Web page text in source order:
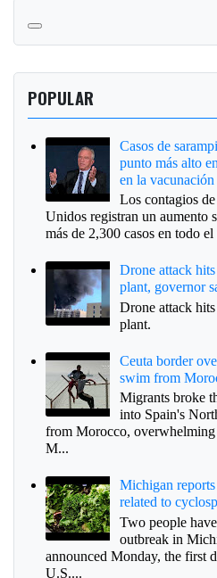
POPULAR
Casos de
punto más alto
en la vacunación
Los contagios
Unidos registran un aumento
más de 2,300 casos en todo
Drone attack
plant, governor
Drone attack
plant.
Ceuta border
swim from
Migrants broke
into Spain's
from Morocco,
M...
Michigan
related to
Two people
outbreak in
announced Monday, the first
U.S....